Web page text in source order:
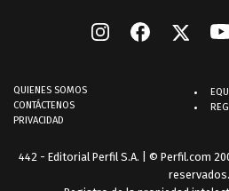
QUIENES SOMOS
CONTÁCTENOS
PRIVACIDAD
442 - Editorial Perfil S.A. | © Perfil.com
reservados.